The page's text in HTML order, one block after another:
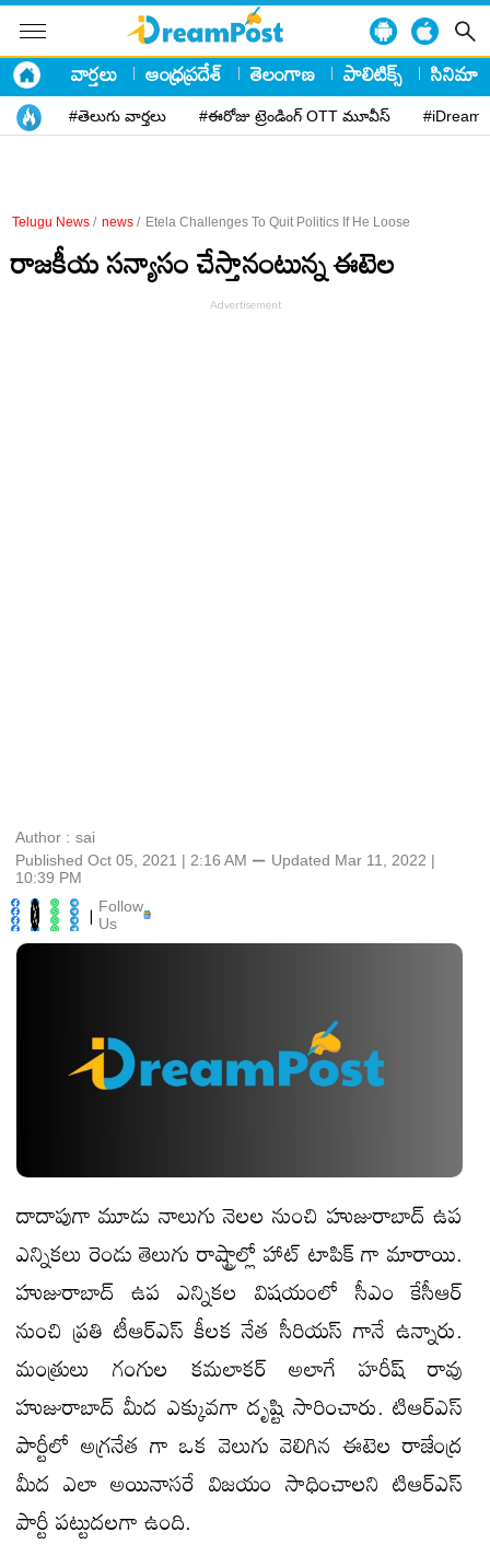
వార్తలు ఆంధ్రప్రదేశ్ తెలంగాణ పాలిటిక్స్ సినిమా
#తెలుగు వార్తలు #ఈరోజు ట్రెండింగ్ OTT మూవీస్
Telugu News / news / Etela Challenges To Quit Politics If He Loose
రాజకీయ సన్యాసం చేస్తానంటున్న ఈటెల
Author : sai
Published Oct 05, 2021 | 2:16 AM ⚊ Updated Mar 11, 2022 |
10:39 PM
| Follow
Us
దాదాపుగా మూడు నాలుగు నెలల నుంచి హుజురాబాద్ ఉప
ఎన్నికలు రెండు తెలుగు రాష్ట్రాల్లో హాట్ టాపిక్ గా మారాయి.
హుజురాబాద్ ఉప ఎన్నికల విషయంలో సీఎం కేసీఆర్
నుంచి ప్రతి టీఆర్ఎస్ కీలక నేత సీరియస్ గానే ఉన్నారు.
మంత్రులు గంగుల కమలాకర్ అలాగే హరీష్ రావు
హుజురాబాద్ మీద ఎక్కువగా దృష్టి సారించారు. టిఆర్ఎస్
పార్టీలో అగ్రనేత గా ఒక వెలుగు వెలిగిన ఈటెల రాజేంద్ర
మీద ఎలా అయినాసరే విజయం సాధించాలని టిఆర్ఎస్
పార్టీ పట్టుదలగా ఉంది.